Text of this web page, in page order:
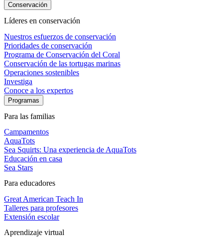
Conservación
Líderes en conservación
Nuestros esfuerzos de conservación
Prioridades de conservación
Programa de Conservación del Coral
Conservación de las tortugas marinas
Operaciones sostenibles
Investiga
Conoce a los expertos
Programas
Para las familias
Campamentos
AquaTots
Sea Squirts: Una experiencia de AquaTots
Educación en casa
Sea Stars
Para educadores
Great American Teach In
Talleres para profesores
Extensión escolar
Aprendizaje virtual